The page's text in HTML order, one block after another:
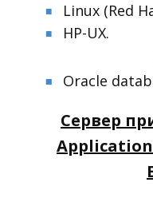
■ Linux (Red
■ HP-UX.
■
■ Oracle
Сервер